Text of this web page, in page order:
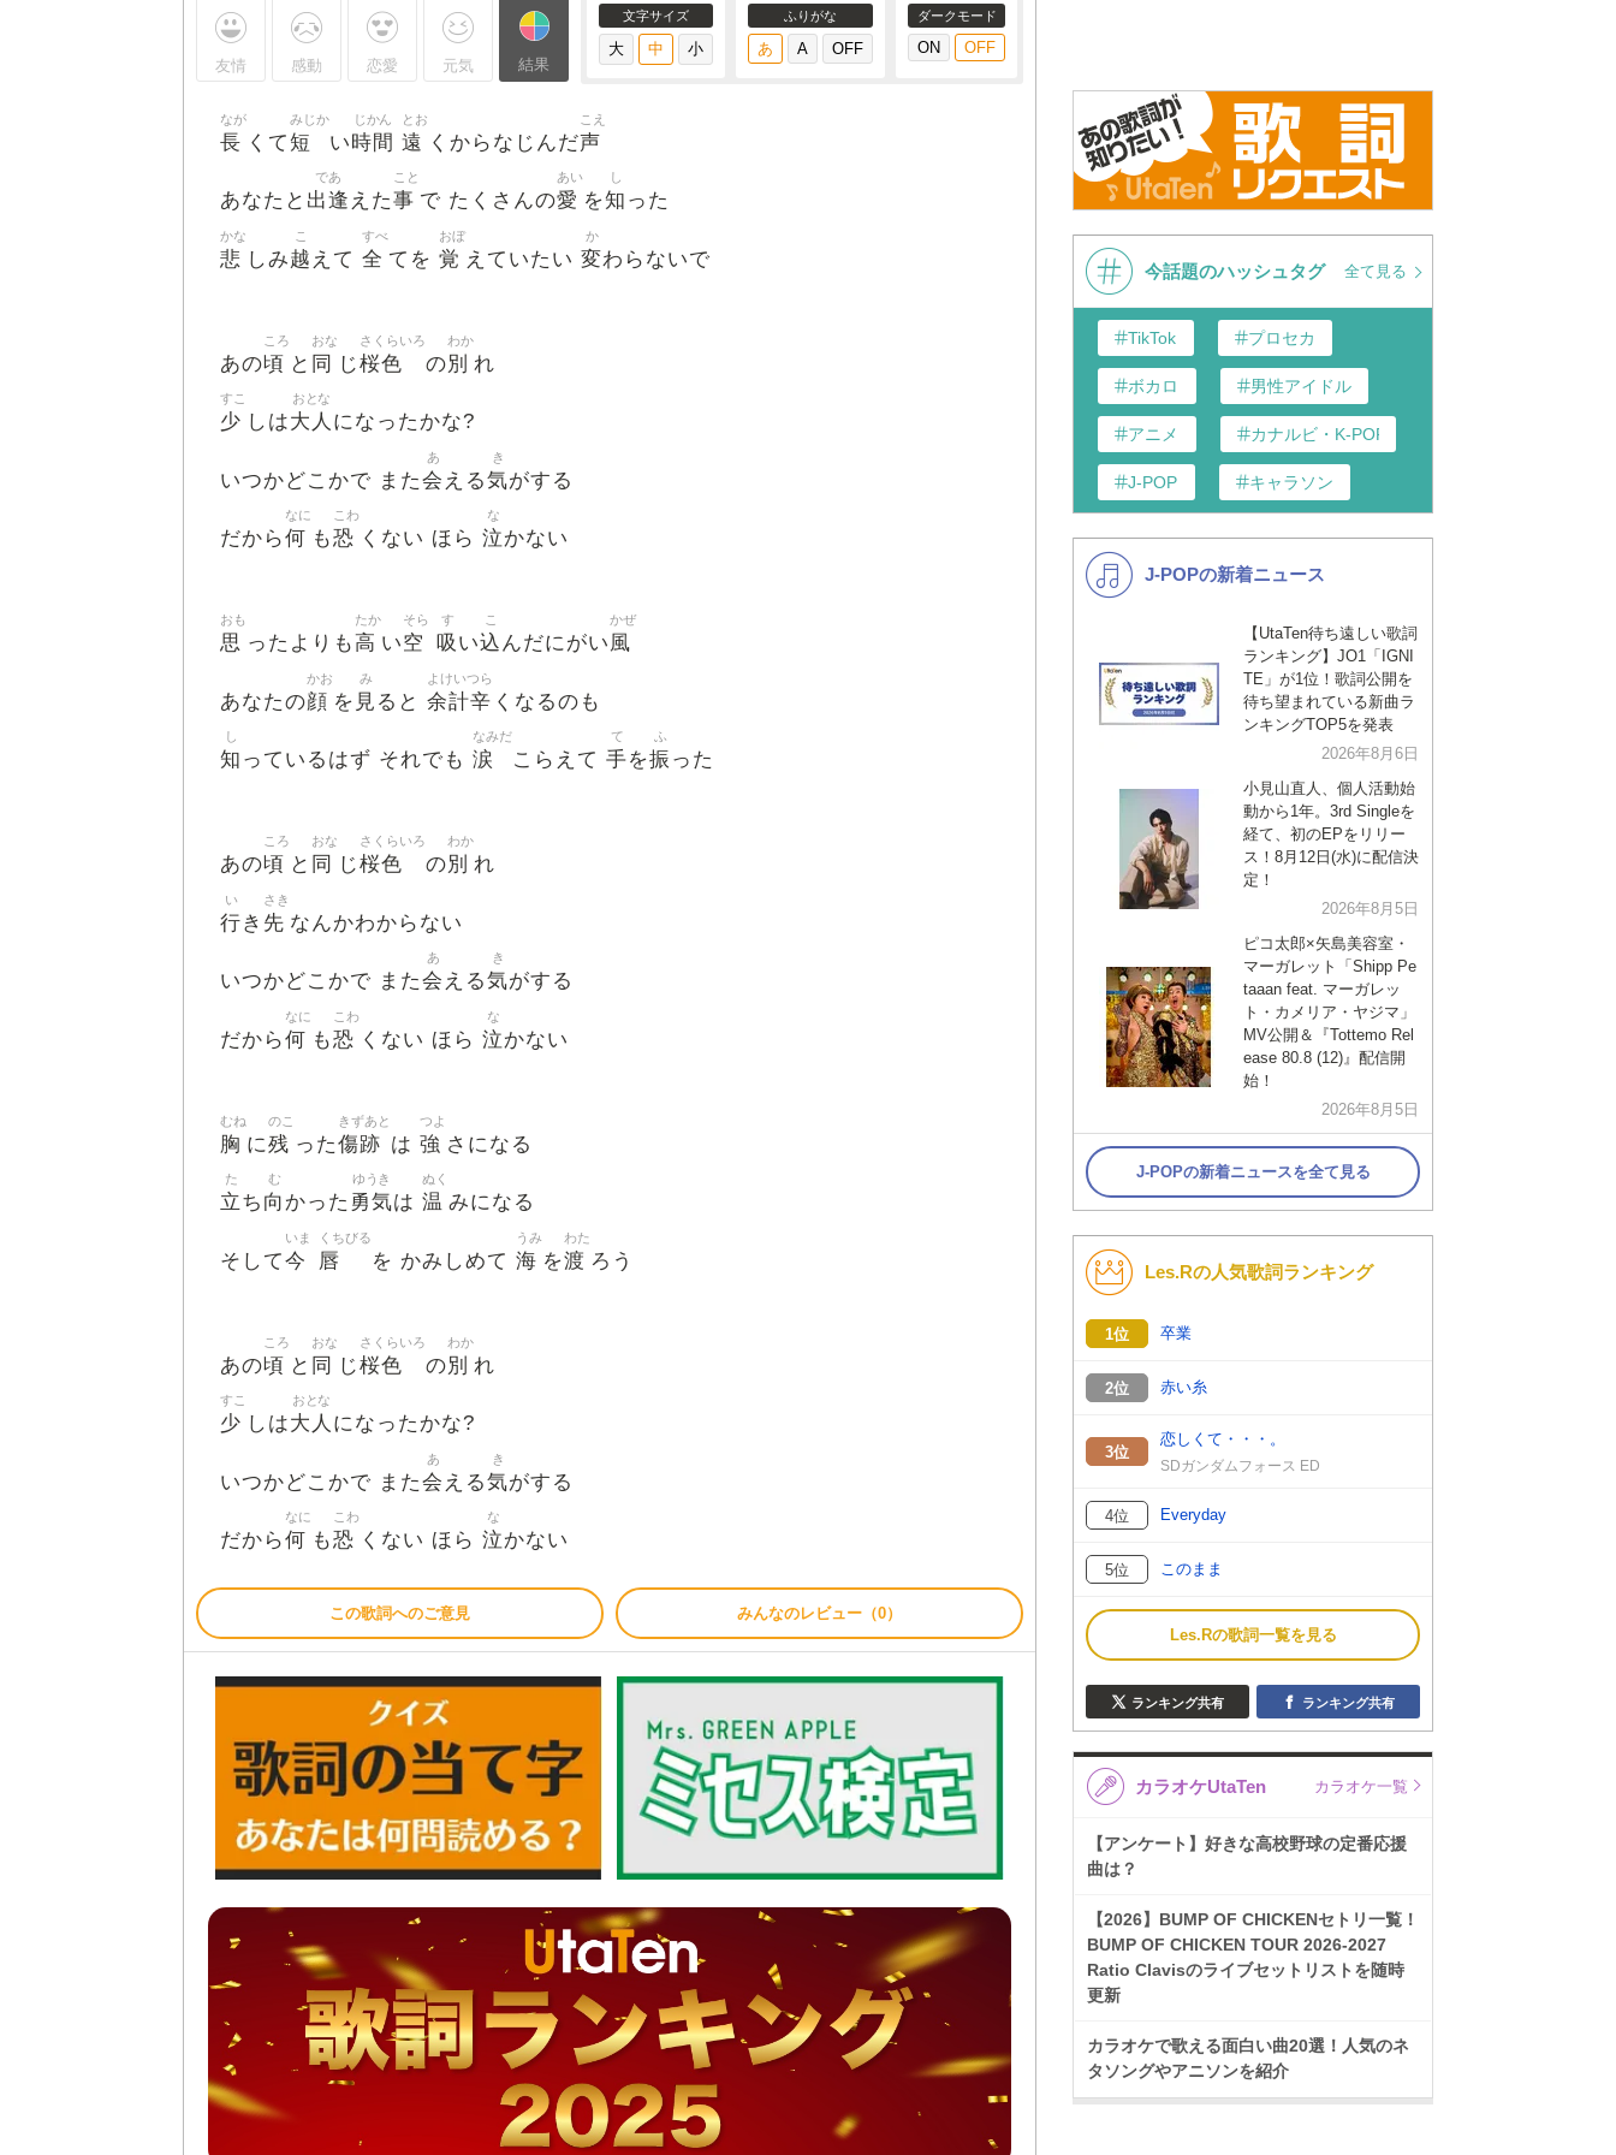
友情 感動 恋愛 元気 結果
文字サイズ ふりがな ダークモード
長
なが
くて短
みじか
い時間
じかん
遠
とお
くからなじんだ声
こえ
あなたと 出逢
であ
えた事
こと
で たくさんの愛
あい
を知
し
った
悲
かな
しみ越
こ
えて 全
すべ
てを 覚
おぼ
えていたい 変
か
わらないで
あの頃
ころ
と 同
おな
じ桜色
さくらいろ
の別
わか
れ
少
すこ
しは大人
おとな
になったかな?
いつかどこかで また会
あ
える気
き
がする
だから何
なに
も恐
こわ
くない ほら 泣
な
かない
思
おも
ったよりも 高
たか
い空
そら
吸
す
い込
こ
んだにがい風
かぜ
あなたの顔
かお
を 見
み
ると 余計辛
よけいつら
くなるのも
知
し
っているはず それでも 涙
なみだ
こらえて 手
て
を振
ふ
った
あの頃
ころ
と 同
おな
じ桜色
さくらいろ
の別
わか
れ
行
い
き 先
さき
なんかわからない
いつかどこかで また会
あ
える気
き
がする
だから何
なに
も恐
こわ
くない ほら 泣
な
かない
胸
むね
に残
のこ
った傷跡
きずあと
は 強
つよ
さになる
立
た
ち 向
む
かった 勇気
ゆうき
は 温
ぬく
みになる
そして今
いま
唇
くちびる
を かみしめて 海
うみ
を渡
わた
ろう
あの頃
ころ
と 同
おな
じ桜色
さくらいろ
の別
わか
れ
少
すこ
しは大人
おとな
になったかな?
いつかどこかで また会
あ
える気
き
がする
だから何
なに
も恐
こわ
くない ほら 泣
な
かない
この歌詞へのご意見 みんなのレビュー（0）
今話題のハッシュタグ 全て見る
TikTok プロセカ
ボカロ 男性アイドル
アニメ カナルビ・K-POP和訳
J-POP キャラソン
K-POP 演歌・歌謡
洋楽
ディズニー
J-POPの新着ニュース
【UtaTen待ち遠しい歌詞
ランキング】JO1「IGNI
TE」が1位！歌詞公開を
待ち望まれている新曲ラ
ンキングTOP5を発表
2026年8月6日
小見山直人、個人活動始
動から1年。3rd Singleを
経て、初のEPをリリー
ス！8月12日(水)に配信決
定！
2026年8月5日
ピコ太郎×矢島美容室・
マーガレット「Shipp Pe
taaan feat. マーガレッ
ト・カメリア・ヤジマ」
MV公開＆『Tottemo Rel
ease 80.8 (12)』配信開
始！
2026年8月5日
J-POPの新着ニュースを全て見る
Les.Rの人気歌詞ランキング
1位 卒業
2位 赤い糸
3位
恋しくて・・・。
SDガンダムフォース ED
4位 Everyday
5位 このまま
Les.Rの歌詞一覧を見る
ランキング共有 ランキング共有
カラオケUtaTen カラオケ一覧
【アンケート】好きな高校野球の定番応援
曲は？
【2026】BUMP OF CHICKENセトリ一覧！
BUMP OF CHICKEN TOUR 2026-2027
Ratio Clavisのライブセットリストを随時
更新
カラオケで歌える面白い曲20選！人気のネ
タソングやアニソンを紹介